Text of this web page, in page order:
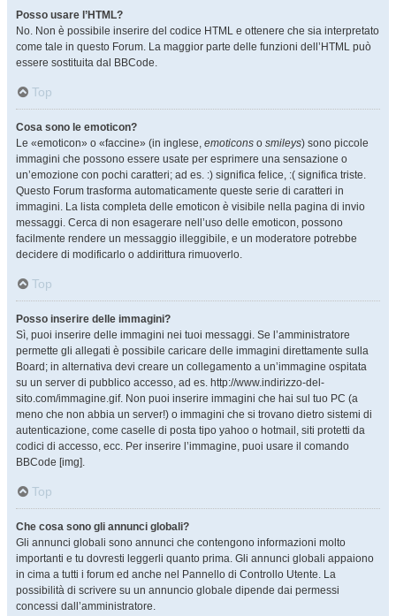
Posso usare l’HTML?
No. Non è possibile inserire del codice HTML e ottenere che sia interpretato
come tale in questo Forum. La maggior parte delle funzioni dell’HTML può
essere sostituita dal BBCode.
Top
Cosa sono le emoticon?
Le «emoticon» o «faccine» (in inglese, emoticons o smileys) sono piccole
immagini che possono essere usate per esprimere una sensazione o
un’emozione con pochi caratteri; ad es. :) significa felice, :( significa triste.
Questo Forum trasforma automaticamente queste serie di caratteri in
immagini. La lista completa delle emoticon è visibile nella pagina di invio
messaggi. Cerca di non esagerare nell’uso delle emoticon, possono
facilmente rendere un messaggio illeggibile, e un moderatore potrebbe
decidere di modificarlo o addirittura rimuoverlo.
Top
Posso inserire delle immagini?
Sì, puoi inserire delle immagini nei tuoi messaggi. Se l’amministratore
permette gli allegati è possibile caricare delle immagini direttamente sulla
Board; in alternativa devi creare un collegamento a un’immagine ospitata
su un server di pubblico accesso, ad es. http://www.indirizzo-del-
sito.com/immagine.gif. Non puoi inserire immagini che hai sul tuo PC (a
meno che non abbia un server!) o immagini che si trovano dietro sistemi di
autenticazione, come caselle di posta tipo yahoo o hotmail, siti protetti da
codici di accesso, ecc. Per inserire l’immagine, puoi usare il comando
BBCode [img].
Top
Che cosa sono gli annunci globali?
Gli annunci globali sono annunci che contengono informazioni molto
importanti e tu dovresti leggerli quanto prima. Gli annunci globali appaiono
in cima a tutti i forum ed anche nel Pannello di Controllo Utente. La
possibilità di scrivere su un annuncio globale dipende dai permessi
concessi dall’amministratore.